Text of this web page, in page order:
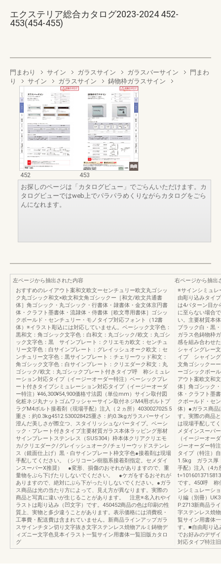
エクステリア総合カタログ2023-2024 452-
453(454-455)
門まわり サイン ガラスサイン ガラスバーサイン
門まわ
り
サイン ガラスサイン 鋳物枠ガラスサイン
452
453
お探しのページは「カタログビュー」でごらんいただけます。カ
タログビューではweb上でパラパラめくりながらカタログをごら
んになれます。
左ページから抽出された内容
おすすめのレイアウト案和文欧文ーセンチュリー欧文丸ゴシッ
ク丸ゴシック和文×欧文和文角ゴシックー［和文/欧文共通書
体］角ゴシック・丸ゴシック・行書体・隷書体・金文体京円書
体・クラフト墨書体・流隷体・侍書体［欧文専用書体］ゴシッ
クボールド・センチュリー・モノタイプ対応フォント（12書
体）※イラスト彫込には対応していません。ベーシック文字色：
黒和文：角ゴシック文字色：白和文：丸ゴシック/欧文：丸ゴシ
ック文字色：黒 サインプレート：クリエモカ欧文：センチュ
リー文字色：白サインプレート：グレイッシュオーク欧文：セ
ンチュリー文字色：黒サインプレート：チェリーウッド和文：
角ゴシック文字色：白サインプレート：クリエダーク和文：丸
ゴシック/欧文：丸ゴシックプレート付きタイプ呼 称シミュレ
ーション対応タイプ（イージーオーダー特注）ベーシックプレ
ート付きタイプシミュレーション対応タイプ（イージーオーダ
ー特注）¥46,300¥54,900価格寸法図（単位mm）サイン取付図
化粧ネジ丸ナットゴムワッシャーサイン取付ネジM4用ボルトプ
ラグM4ボルト接着剤（現場手配）注入（２ヵ所）4030027025.5
重さ：約0.3kg4512.530028425重さ：約0.3kgガラスバーサイン
澄んだ美しさが際立つ、スタイリッシュなバータイプ。ベーシ
ック・プレート付きタイプ主要材質ガラス本体ラッピング形材
サインプレートステンレス（SUS304）枠本体クリアクリエモ
カ/クリエダーク/グレイッシュオーク/チェリーウッドステンレ
ス（鏡面仕上げ）黒・白サインプレート枠文字色●接着剤は現場
手配してください。（シリコーン樹脂系接着剤指定。セメダイ
ンスーパーX推奨） ●変形、損傷のおそれがありますので、重
量物をぶら下げたりしないでください。 ●ケガをするおそれが
ありますので、絶対にぶら下がったりしないでください。●ガラ
ス商品は光の当たり方によって、見え方が異なります。実際の
商品と写真に違いが生じることがあります。 注意※名入れやイ
ラストは彫り込み（凹文字）です。450452商品の色は印刷の性
質上、実物と多少違うことがあります。表示価格には消費税・
工事費・配送費は含まれていません。新商品ラインアップガラ
スサインチタン切り文字抜き文字ステンレス焼物アルミ鋳物デ
ィズニー文字色見本イラスト一覧サイン用書体一覧旧版カタロ
グ
右ページから抽出
※サインシミュレ
由彫り込みタイ
は4パターン目か
に至らない場合
い。主要材質本
ブラック白・黒
ガラス色鋳物枠
感を組み合わせ
シャイングレー
イプ シャイング
文角ゴシックー
ーゴシックボー
アウト案欧文和
体］角ゴシック
体・クラフト墨
クボールド・セ
体）●ガラス商品
す。実際の商品
は現場手配して
メダインスーパ
（イージーオー
ジーオーダー特
タイプ（特注）
1.5kg ガラス厚
手配）注入（4
です。450呼 称
ンシミュレーシ
り編（別冊）
P.2713新商品ラ
字ステンレス焼
覧サイン用書体
す。■自由彫り込
でお好みのデザ
対応タイプ特注